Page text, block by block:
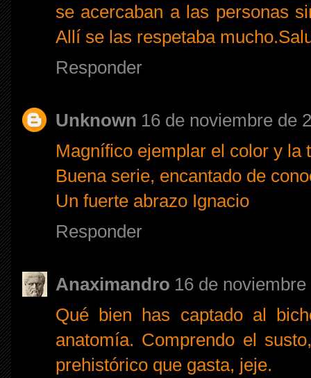
se acercaban a las personas
Allí se las respetaba
Responder
Unknown 16 de noviembre de
Magnífico ejemplar el color y la
Buena serie, encantado de
Un fuerte abrazo Ignacio
Responder
Anaximandro 16 de
Qué bien has captado al
anatomía. Comprendo el
prehistórico que gasta, jeje.